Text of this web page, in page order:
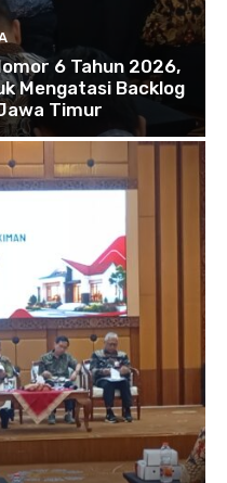
6 Tahun 2026,
Mengatasi Backlog
Timur